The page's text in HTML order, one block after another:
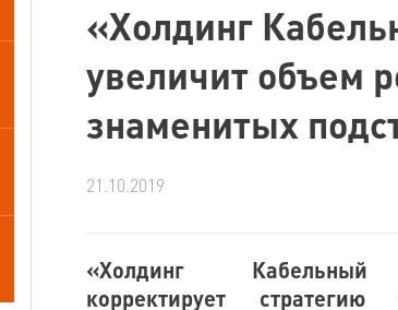
«Холдинг
увеличит объем
знаменитых
21.10.2019
«Холдинг
корректирует стратегию